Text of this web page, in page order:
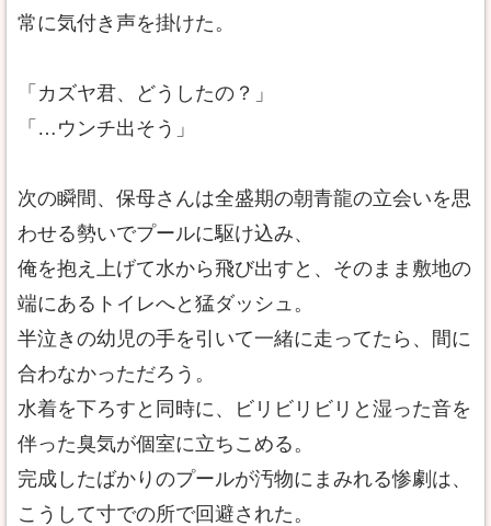
常に気付き声を掛けた。
「カズヤ君、どうしたの？」
「…ウンチ出そう」
次の瞬間、保母さんは全盛期の朝青龍の立会いを思
わせる勢いでプールに駆け込み、
俺を抱え上げて水から飛び出すと、そのまま敷地の
端にあるトイレへと猛ダッシュ。
半泣きの幼児の手を引いて一緒に走ってたら、間に
合わなかっただろう。
水着を下ろすと同時に、ビリビリビリと湿った音を
伴った臭気が個室に立ちこめる。
完成したばかりのプールが汚物にまみれる惨劇は、
こうして寸での所で回避された。